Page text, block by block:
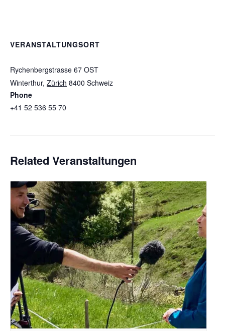
VERANSTALTUNGSORT
Rychenbergstrasse 67 OST
Winterthur, Zürich 8400 Schweiz
Phone
+41 52 536 55 70
Related Veranstaltungen